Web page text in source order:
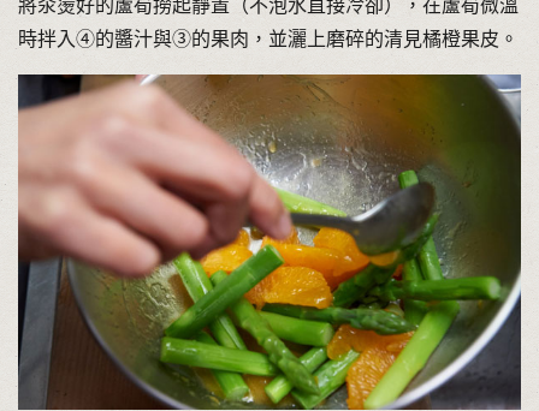
將汆燙好的蘆筍撈起靜置（不泡水直接冷卻），在蘆筍微溫
時拌入④的醬汁與③的果肉，並灑上磨碎的清見橘橙果皮。